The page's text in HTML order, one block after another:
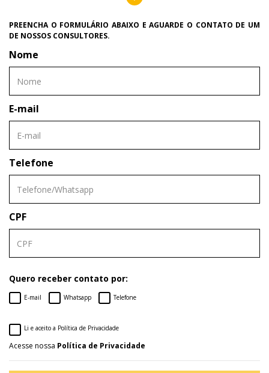
PREENCHA O FORMULÁRIO ABAIXO E AGUARDE O CONTATO DE UM
DE NOSSOS CONSULTORES.
Nome
E-mail
Telefone
CPF
Quero receber contato por:
E-mail Whatsapp Telefone
Li e aceito a Política de Privacidade
Acesse nossa Política de Privacidade